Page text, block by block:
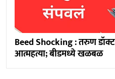
Beed Shocking : तरुण
आत्महत्या; बीडमध्ये खळबळ